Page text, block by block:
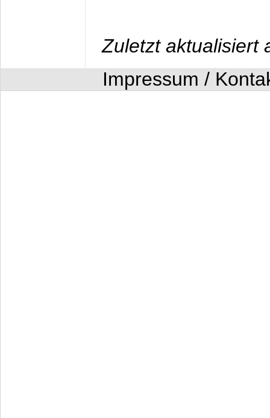
Zuletzt aktualisiert
Impressum /